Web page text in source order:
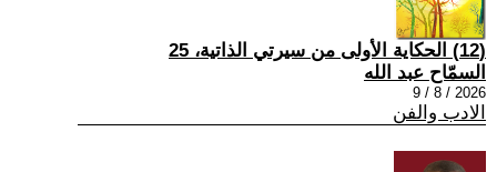
(12) الحكاية الأولى من سيرتي الذاتية، 25
السمّاح عبد الله
2026 / 8 / 9
الادب والفن